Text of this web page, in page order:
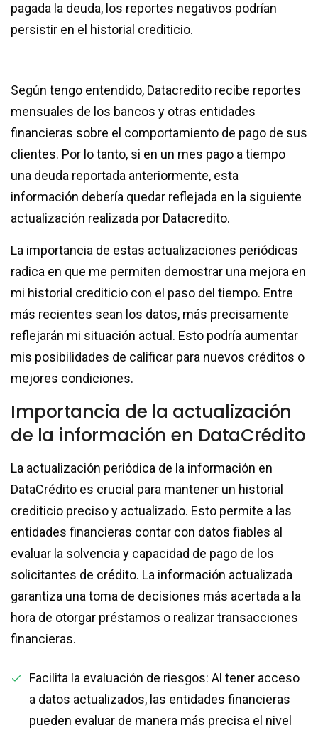
pagada la deuda, los reportes negativos podrían
persistir en el historial crediticio.
Según tengo entendido, Datacredito recibe reportes
mensuales de los bancos y otras entidades
financieras sobre el comportamiento de pago de sus
clientes. Por lo tanto, si en un mes pago a tiempo
una deuda reportada anteriormente, esta
información debería quedar reflejada en la siguiente
actualización realizada por Datacredito.
La importancia de estas actualizaciones periódicas
radica en que me permiten demostrar una mejora en
mi historial crediticio con el paso del tiempo. Entre
más recientes sean los datos, más precisamente
reflejarán mi situación actual. Esto podría aumentar
mis posibilidades de calificar para nuevos créditos o
mejores condiciones.
Importancia de la actualización
de la información en DataCrédito
La actualización periódica de la información en
DataCrédito es crucial para mantener un historial
crediticio preciso y actualizado. Esto permite a las
entidades financieras contar con datos fiables al
evaluar la solvencia y capacidad de pago de los
solicitantes de crédito. La información actualizada
garantiza una toma de decisiones más acertada a la
hora de otorgar préstamos o realizar transacciones
financieras.
Facilita la evaluación de riesgos: Al tener acceso
a datos actualizados, las entidades financieras
pueden evaluar de manera más precisa el nivel